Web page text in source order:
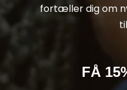
fortæller dig om
FÅ